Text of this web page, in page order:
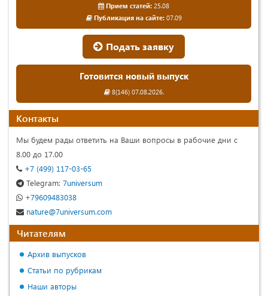
Прием статей: 25.08
Публикация на сайте:07.09
Подать заявку
Готовится новый выпуск
8(146) 07.08.2026.
Контакты
Мы будем рады ответить на Ваши вопросы в рабочие дни с
8.00 до 17.00
+7 (499) 117-03-65
Telegram: 7universum
+79609483038
nature@7universum.com
Читателям
Архив выпусков
Статьи по рубрикам
Наши авторы